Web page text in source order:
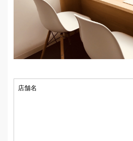
店舗名